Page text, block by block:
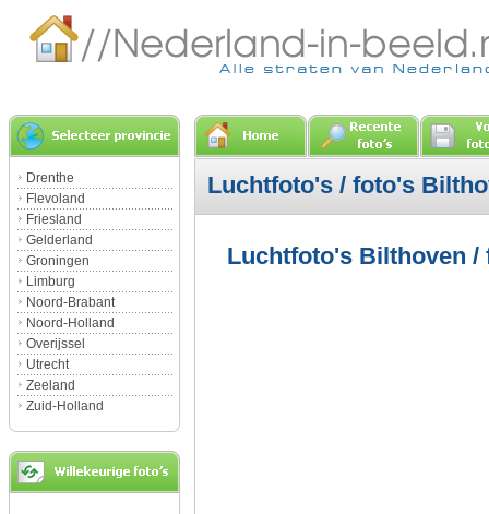
Drenthe
Flevoland
Friesland
Gelderland
Groningen
Limburg
Noord-Brabant
Noord-Holland
Overijssel
Utrecht
Zeeland
Zuid-Holland
Luchtfoto's / foto's
Luchtfoto's Bilthoven /